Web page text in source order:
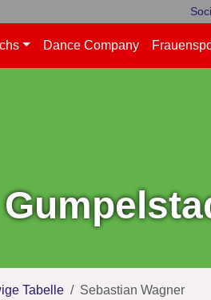
Dance Company
Tabelle Sebastian Wagner